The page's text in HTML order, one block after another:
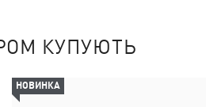
КУПУЮТЬ
НОВИНКА